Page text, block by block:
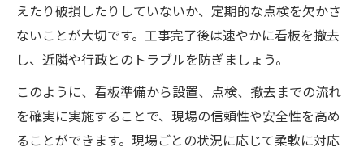
えたり破損したりしていないか、定期的な点検を欠かさ
ないことが大切です。工事完了後は速やかに看板を撤去
し、近隣や行政とのトラブルを防ぎましょう。
このように、看板準備から設置、点検、撤去までの流れ
を確実に実施することで、現場の信頼性や安全性を高め
ることができます。現場ごとの状況に応じて柔軟に対応